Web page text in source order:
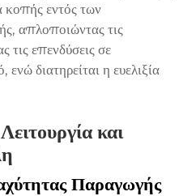
εντός των
απλοποιώντας τις
τις επενδύσεις σε
διατηρείται η ευελιξία
και
Παραγωγής